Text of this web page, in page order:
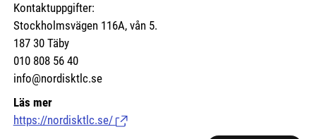
Kontaktuppgifter:
Stockholmsvägen 116A, vån 5.
187 30 Täby
010 808 56 40
info@nordisktlc.se
Läs mer
https://nordisktlc.se/ (Länk till extern sida.)